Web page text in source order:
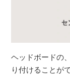
ヘッドボードの
り付けることが